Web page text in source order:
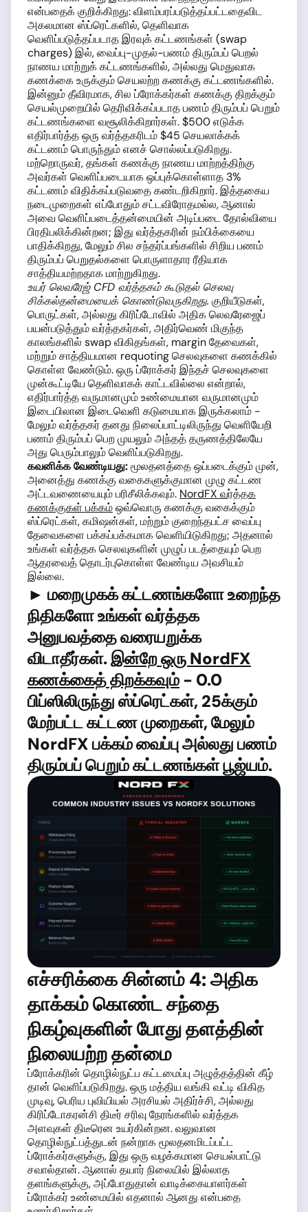
என்பதைக் குறிக்கிறது: விளம்பரப்படுத்தப்பட்டதைவிட
அகலமான ஸ்ப்ரெட்களில், தெளிவாக
வெளிப்படுத்தப்படாத இரவுக் கட்டணங்கள் (swap
charges) இல், வைப்பு-முதல்-பணம் திரும்பப் பெறல்
நாணய மாற்றுக் கட்டணங்களில், அல்லது மெதுவாக
கணக்கை உருக்கும் செயலற்ற கணக்கு கட்டணங்களில்.
இன்னும் தீவிரமாக, சில ப்ரோக்கர்கள் கணக்கு திறக்கும்
செயல்முறையில் தெரிவிக்கப்படாத பணம் திரும்பப் பெறும்
கட்டணங்களை வசூலிக்கிறார்கள். $500 எடுக்க
எதிர்பார்த்த ஒரு வர்த்தகரிடம் $45 செயலாக்கக்
கட்டணம் பொருந்தும் எனச் சொல்லப்படுகிறது.
மற்றொருவர், தங்கள் கணக்கு நாணய மாற்றத்திற்கு
அவர்கள் வெளிப்படையாக ஒப்புக்கொள்ளாத 3%
கட்டணம் விதிக்கப்படுவதை கண்டறிகிறார். இத்தகைய
நடைமுறைகள் எப்போதும் சட்டவிரோதமல்ல, ஆனால்
அவை வெளிப்படைத்தன்மையின் அடிப்படை தோல்வியை
பிரதிபலிக்கின்றன; இது வர்த்தகரின் நம்பிக்கையை
பாதிக்கிறது, மேலும் சில சந்தர்ப்பங்களில் சிறிய பணம்
திரும்பப் பெறுதல்களை பொருளாதார ரீதியாக
சாத்தியமற்றதாக மாற்றுகிறது.
உயர் லெவரேஜ் CFD வர்த்தகம் கூடுதல் செலவு
சிக்கல்தன்மையைக் கொண்டுவருகிறது. குறியீடுகள்,
பொருட்கள், அல்லது கிரிப்டோவில் அதிக லெவரேஜைப்
பயன்படுத்தும் வர்த்தகர்கள், அதிர்வெண் மிகுந்த
காலங்களில் swap விகிதங்கள், margin தேவைகள்,
மற்றும் சாத்தியமான requoting செலவுகளை கணக்கில்
கொள்ள வேண்டும். ஒரு ப்ரோக்கர் இந்தச் செலவுகளை
முன்கூட்டியே தெளிவாகக் காட்டவில்லை என்றால்,
எதிர்பார்த்த வருமானமும் உண்மையான வருமானமும்
இடையிலான இடைவெளி கடுமையாக இருக்கலாம் -
மேலும் வர்த்தகர் தனது நிலைப்பாட்டிலிருந்து வெளியேறி
பணம் திரும்பப் பெற முயலும் அந்தத் தருணத்திலேயே
அது பெரும்பாலும் வெளிப்படுகிறது.
கவனிக்க வேண்டியது:மூலதனத்தை ஒப்படைக்கும் முன்,
அனைத்து கணக்கு வகைகளுக்குமான முழு கட்டண
அட்டவணையையும் பரிசீலிக்கவும். NordFX வர்த்தக
கணக்குகள் பக்கம்ஒவ்வொரு கணக்கு வகைக்கும்
ஸ்ப்ரெட்கள், கமிஷன்கள், மற்றும் குறைந்தபட்ச வைப்பு
தேவைகளை பக்கப்பக்கமாக வெளியிடுகிறது; அதனால்
உங்கள் வர்த்தக செலவுகளின் முழுப் படத்தையும் பெற
ஆதரவைத் தொடர்புகொள்ள வேண்டிய அவசியம்
இல்லை.
► மறைமுகக் கட்டணங்களோ உறைந்த
நிதிகளோ உங்கள் வர்த்தக
அனுபவத்தை வரையறுக்க
விடாதீர்கள்.இன்றே ஒரு NordFX
கணக்கைத் திறக்கவும்- 0.0
பிப்ஸிலிருந்து ஸ்ப்ரெட்கள், 25க்கும்
மேற்பட்ட கட்டண முறைகள், மேலும்
NordFX பக்கம் வைப்பு அல்லது பணம்
திரும்பப் பெறும் கட்டணங்கள் பூஜ்யம்.
எச்சரிக்கை சின்னம் 4: அதிக
தாக்கம் கொண்ட சந்தை
நிகழ்வுகளின் போது தளத்தின்
நிலையற்ற தன்மை
ப்ரோக்கரின் தொழில்நுட்ப கட்டமைப்பு அழுத்தத்தின் கீழ்
தான் வெளிப்படுகிறது. ஒரு மத்திய வங்கி வட்டி விகித
முடிவு, பெரிய புவியியல் அரசியல் அதிர்ச்சி, அல்லது
கிரிப்டோகரன்சி திடீர் சரிவு நேரங்களில் வர்த்தக
அளவுகள் திடீரென உயர்கின்றன. வலுவான
தொழில்நுட்பத்துடன் நன்றாக மூலதனமிடப்பட்ட
ப்ரோக்கர்களுக்கு, இது ஒரு வழக்கமான செயல்பாட்டு
சவால்தான். ஆனால் தயார் நிலையில் இல்லாத
தளங்களுக்கு, அப்போதுதான் வாடிக்கையாளர்கள்
ப்ரோக்கர் உண்மையில் எதனால் ஆனது என்பதை